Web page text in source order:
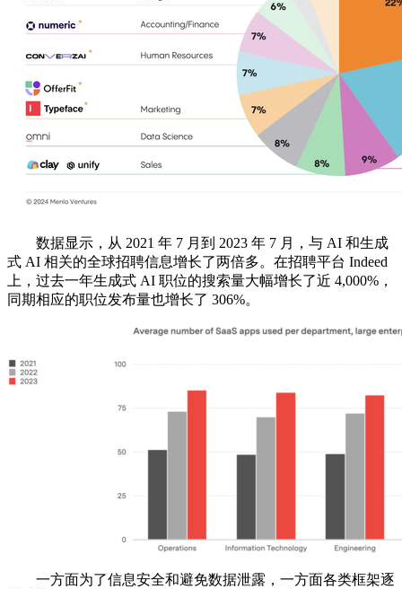
数据显示，从 2021 年 7 月到 2023 年 7 月，与 AI 和生成
式 AI 相关的全球招聘信息增长了两倍多。在招聘平台 Indeed
上，过去一年生成式 AI 职位的搜索量大幅增长了近 4,000%，
同期相应的职位发布量也增长了 306%。
一方面为了信息安全和避免数据泄露，一方面各类框架逐